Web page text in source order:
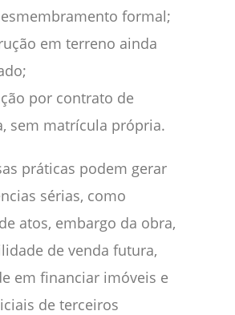
formal;
em terreno ainda
por contrato de
sem matrícula própria.
práticas podem gerar
sérias, como
atos, embargo da obra,
de venda futura,
em financiar imóveis e
de terceiros